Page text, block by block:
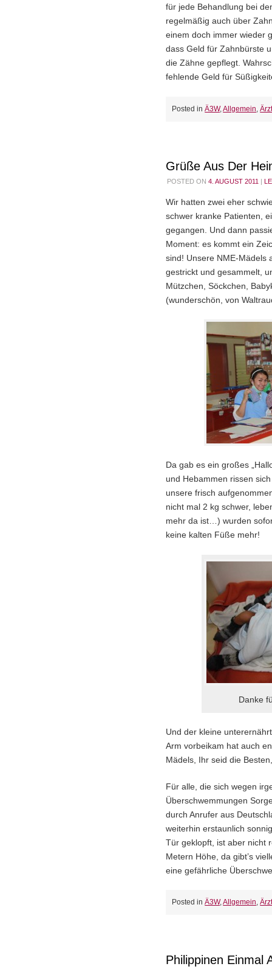
für jede Behandlung bei
regelmäßig auch über
einem doch immer wieder
dass Geld für Zahnbürste
die Zähne gepflegt.
fehlende Geld für
Posted in Ä3W,Allgemein ,
Grüße Aus Der
POSTED ON 4. AUGUST 2011
Wir hatten zwei eher
schwer kranke Patienten,
gegangen. Und dann
Moment: es kommt ein
sind! Unsere NME-Mädels
gestrickt und gesammelt,
Mützchen, Söckchen,
(wunderschön, von
Da gab es ein großes
und Hebammen rissen
unsere frisch
nicht mal 2 kg schwer,
mehr da ist…) wurden
keine kalten Füße mehr!
Danke
Und der kleine
Arm vorbeikam hat auch
Mädels, Ihr seid die
Für alle, die sich wegen
Überschwemmungen
durch Anrufer aus
weiterhin erstaunlich
Tür geklopft, ist aber nicht
Metern Höhe, da gibt’s
eine gefährliche
Posted in Ä3W,Allgemein,
Philippinen Einmal